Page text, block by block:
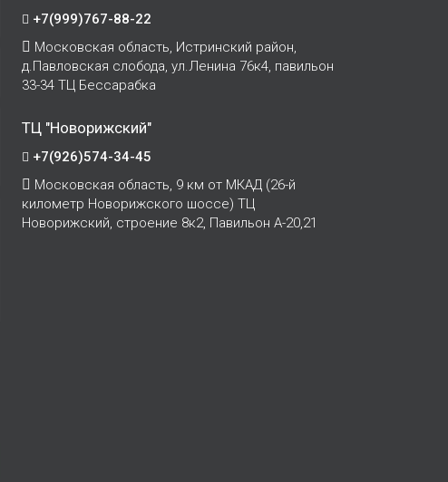
+7(999)767-88-22
Московская область, Истринский район,
д.Павловская слобода, ул.Ленина 76к4, павильон
33-34 ТЦ Бессарабка
ТЦ "Новорижский"
+7(926)574-34-45
Московская область, 9 км от МКАД (26-й
километр Новорижского шоссе) ТЦ
Новорижский, строение 8к2, Павильон А-20,21